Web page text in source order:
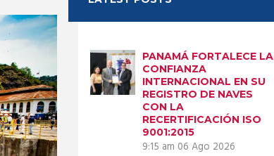
PANAMÁ FORTALECE LA
CONFIANZA
INTERNACIONAL EN SU
REGISTRO DE NAVES
CON LA
RECERTIFICACIÓN ISO
9001:2015
9:15 am 06 Ago 2026